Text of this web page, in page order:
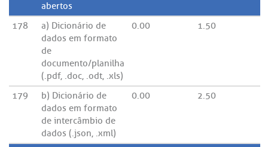
abertos
178
a) Dicionário de
dados em formato
de
documento/planilha
(.pdf, .doc, .odt, .xls)
0.00 1.50
179
b) Dicionário de
dados em formato
de intercâmbio de
dados (.json, .xml)
0.00 2.50